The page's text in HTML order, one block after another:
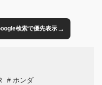
検索で優先表示→
ホンダ